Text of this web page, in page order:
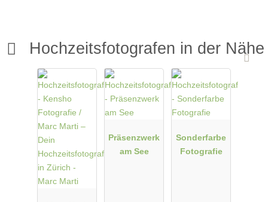
Hochzeitsfotografen in der Nähe
Präsenzwerk
am See
Sonderfarbe
Fotografie